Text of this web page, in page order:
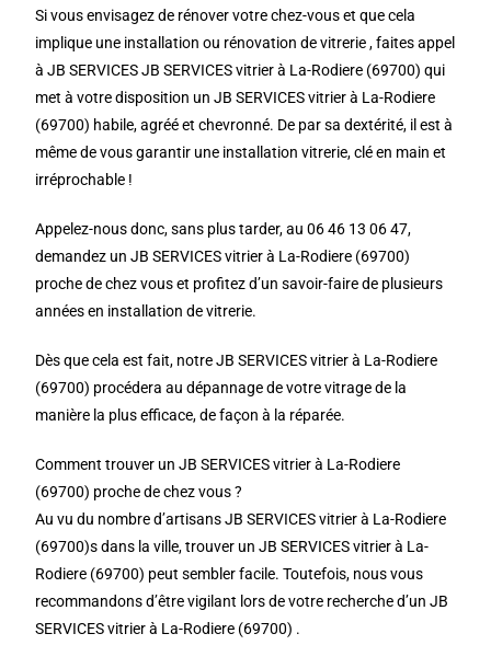
Si vous envisagez de rénover votre chez-vous et que cela
implique une installation ou rénovation de vitrerie , faites appel
à JB SERVICES JB SERVICES vitrier à La-Rodiere (69700) qui
met à votre disposition un JB SERVICES vitrier à La-Rodiere
(69700) habile, agréé et chevronné. De par sa dextérité, il est à
même de vous garantir une installation vitrerie, clé en main et
irréprochable !
Appelez-nous donc, sans plus tarder, au 06 46 13 06 47,
demandez un JB SERVICES vitrier à La-Rodiere (69700)
proche de chez vous et profitez d’un savoir-faire de plusieurs
années en installation de vitrerie.
Dès que cela est fait, notre JB SERVICES vitrier à La-Rodiere
(69700) procédera au dépannage de votre vitrage de la
manière la plus efficace, de façon à la réparée.
Comment trouver un JB SERVICES vitrier à La-Rodiere
(69700) proche de chez vous ?
Au vu du nombre d’artisans JB SERVICES vitrier à La-Rodiere
(69700)s dans la ville, trouver un JB SERVICES vitrier à La-
Rodiere (69700) peut sembler facile. Toutefois, nous vous
recommandons d’être vigilant lors de votre recherche d’un JB
SERVICES vitrier à La-Rodiere (69700) .